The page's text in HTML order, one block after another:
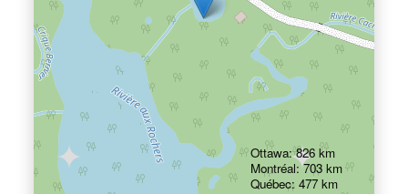
Ottawa: 826 km
Montréal: 703 km
Québec: 477 km